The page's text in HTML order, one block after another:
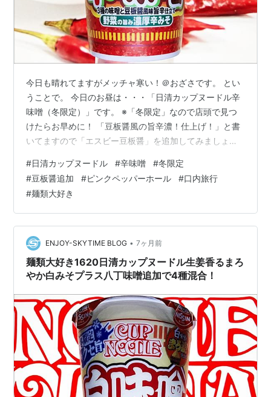
今日も晴れてますがメッチャ寒い！＠おざさです。 とい
うことで。 今日のお昼は・・・「日清カップヌードル辛
味噌（冬限定）」です。 ※「冬限定」なので店頭で見つ
けたらお早めに！ 「豆板醤風の旨辛濃！仕上げ！」と書
いてますので「エスビー豆板醤」を追加してみましょ
ペッパーホール」で彩ります。 中身は直に粉末スープ・
かやく（謎肉・キャベツ・にんじん・にら・赤唐辛子）
が入ってます。麺はカプヌ麺です。 にんにく・味の素を
適量入れ熱湯3分ですが2分ぐらいで開封、ピンクペッパ
ーホール・こめ油・最後に豆板醤を適量飾りいただきま
す。※とろみがあるので撮影後にしっかり…
#日清カップヌードル #辛味噌 #冬限定
#豆板醤追加 #ピンクペッパーホール #口内旅行
#麺類大好き
ENJOY-SKYTIME BLOG • 7ヶ月前
麺類大好き1620日清カップヌードル生姜香るまろ
やか白みそプラス八丁味噌追加で4種混合！